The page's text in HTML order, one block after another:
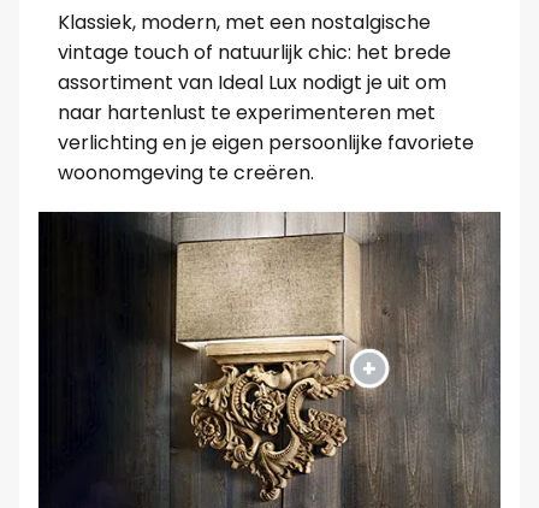
Klassiek, modern, met een nostalgische
vintage touch of natuurlijk chic: het brede
assortiment van Ideal Lux nodigt je uit om
naar hartenlust te experimenteren met
verlichting en je eigen persoonlijke favoriete
woonomgeving te creëren.